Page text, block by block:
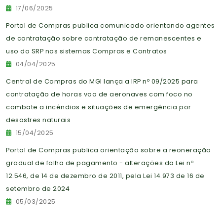
17/06/2025
Portal de Compras publica comunicado orientando agentes
de contratação sobre contratação de remanescentes e
uso do SRP nos sistemas Compras e Contratos
04/04/2025
Central de Compras do MGI lança a IRP nº 09/2025 para
contratação de horas voo de aeronaves com foco no
combate a incêndios e situações de emergência por
desastres naturais
15/04/2025
Portal de Compras publica orientação sobre a reoneração
gradual de folha de pagamento - alterações da Lei nº
12.546, de 14 de dezembro de 2011, pela Lei 14.973 de 16 de
setembro de 2024
05/03/2025